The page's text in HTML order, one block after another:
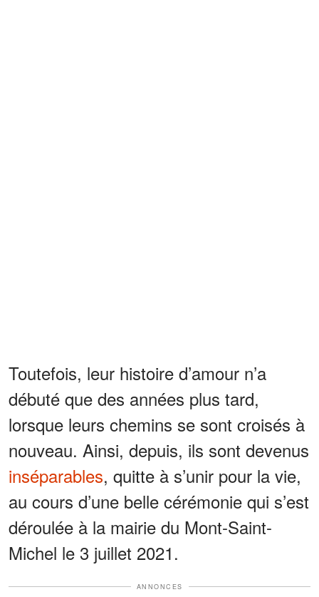
Toutefois, leur histoire d’amour n’a
débuté que des années plus tard,
lorsque leurs chemins se sont croisés à
nouveau. Ainsi, depuis, ils sont devenus
inséparables, quitte à s’unir pour la vie,
au cours d’une belle cérémonie qui s’est
déroulée à la mairie du Mont-Saint-
Michel le 3 juillet 2021.
ANNONCES